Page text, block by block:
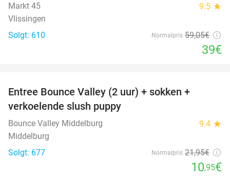
Markt 45 9.5 star
Vlissingen
Solgt: 610
Normalpris 59,05€
39€
Entree Bounce Valley (2 uur) + sokken +
verkoelende slush puppy
Bounce Valley Middelburg 9.4 star
Middelburg
Solgt: 677
Normalpris 21,95€
10,95€